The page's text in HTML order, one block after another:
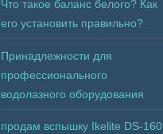
Что такое баланс белого? Как
его установить правильно?
Принадлежности для
профессионального
водолазного оборудования
продам вспышку Ikelite DS-160